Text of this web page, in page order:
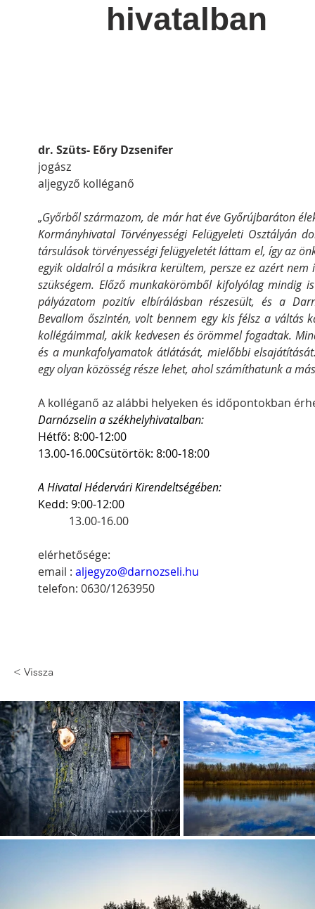
hivatalban
dr. Szüts- Eőry Dzsenifer
jogász
aljegyző kolléganő
„Győrből származom, de már hat éve Győrújbaráton
Kormányhivatal Törvényességi Felügyeleti
társulások törvényességi felügyeletét láttam el, így az
egyik oldalról a másikra kerültem, persze ez azért nem
szükségem. Előző munkakörömből kifolyólag mindig
pályázatom pozitív elbírálásban részesült, és a
Bevallom őszintén, volt bennem egy kis félsz a
kollégáimmal, akik kedvesen és örömmel fogadtak.
és a munkafolyamatok átlátását, mielőbbi
egy olyan közösség része lehet, ahol számíthatunk a
A kolléganő az alábbi helyeken és időpontokban
Darnózselin a székhelyhivatalban:
Hétfő: 8:00-12:00
13.00-16.00Csütörtök: 8:00-18:00
A Hivatal Hédervári Kirendeltségében:
Kedd: 9:00-12:00
13.00-16.00
elérhetősége:
email : aljegyzo@darnozseli.hu
telefon: 0630/1263950
< Vissza